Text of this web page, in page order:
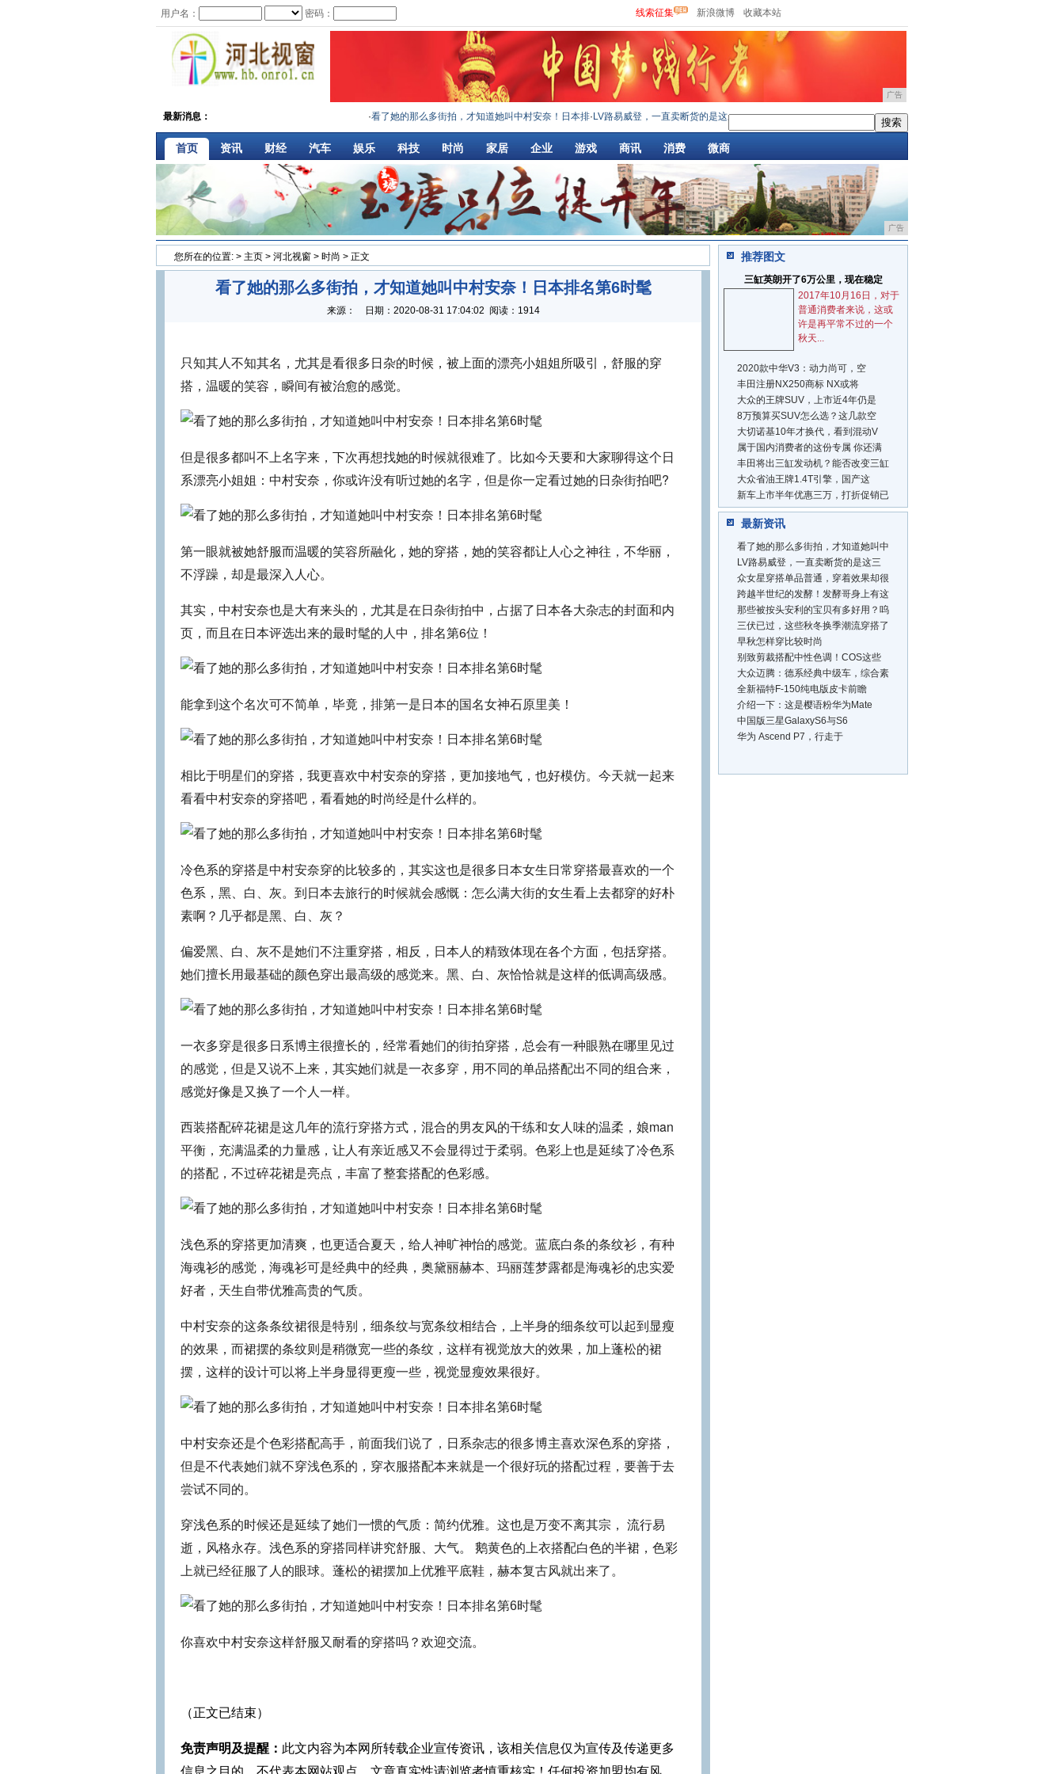
用户名： 密码： 线索征集 新浪微博 收藏本站
广告
最新消息： 看了她的那么多街拍，才知道她叫中村安奈！日本排·LV路易威登，一直卖断货的是这三款包包，赶紧G·众女星穿搭单品普通，穿着效果却很时尚？这些小细
首页 资讯 财经 汽车 娱乐 科技 时尚 家居 企业 游戏 商讯 消费 微商
广告
您所在的位置: > 主页 > 河北视窗 > 时尚 > 正文
看了她的那么多街拍，才知道她叫中村安奈！日本排名第6时髦
来源： 日期： 2020-08-31 17:04:02 阅读：1914
只知其人不知其名，尤其是看很多日杂的时候，被上面的漂亮小姐姐所吸引，舒服的穿
搭，温暖的笑容，瞬间有被治愈的感觉。
但是很多都叫不上名字来，下次再想找她的时候就很难了。比如今天要和大家聊得这个日
系漂亮小姐姐：中村安奈，你或许没有听过她的名字，但是你一定看过她的日杂街拍吧?
第一眼就被她舒服而温暖的笑容所融化，她的穿搭，她的笑容都让人心之神往，不华丽，
不浮躁，却是最深入人心。
其实，中村安奈也是大有来头的，尤其是在日杂街拍中，占据了日本各大杂志的封面和内
页，而且在日本评选出来的最时髦的人中，排名第6位！
能拿到这个名次可不简单，毕竟，排第一是日本的国名女神石原里美！
相比于明星们的穿搭，我更喜欢中村安奈的穿搭，更加接地气，也好模仿。今天就一起来
看看中村安奈的穿搭吧，看看她的时尚经是什么样的。
冷色系的穿搭是中村安奈穿的比较多的，其实这也是很多日本女生日常穿搭最喜欢的一个
色系，黑、白、灰。到日本去旅行的时候就会感慨：怎么满大街的女生看上去都穿的好朴
素啊？几乎都是黑、白、灰？
偏爱黑、白、灰不是她们不注重穿搭，相反，日本人的精致体现在各个方面，包括穿搭。
她们擅长用最基础的颜色穿出最高级的感觉来。黑、白、灰恰恰就是这样的低调高级感。
一衣多穿是很多日系博主很擅长的，经常看她们的街拍穿搭，总会有一种眼熟在哪里见过
的感觉，但是又说不上来，其实她们就是一衣多穿，用不同的单品搭配出不同的组合来，
感觉好像是又换了一个人一样。
西装搭配碎花裙是这几年的流行穿搭方式，混合的男友风的干练和女人味的温柔，娘man
平衡，充满温柔的力量感，让人有亲近感又不会显得过于柔弱。色彩上也是延续了冷色系
的搭配，不过碎花裙是亮点，丰富了整套搭配的色彩感。
浅色系的穿搭更加清爽，也更适合夏天，给人神旷神怡的感觉。蓝底白条的条纹衫，有种
海魂衫的感觉，海魂衫可是经典中的经典，奥黛丽赫本、玛丽莲梦露都是海魂衫的忠实爱
好者，天生自带优雅高贵的气质。
中村安奈的这条条纹裙很是特别，细条纹与宽条纹相结合，上半身的细条纹可以起到显瘦
的效果，而裙摆的条纹则是稍微宽一些的条纹，这样有视觉放大的效果，加上蓬松的裙
摆，这样的设计可以将上半身显得更瘦一些，视觉显瘦效果很好。
中村安奈还是个色彩搭配高手，前面我们说了，日系杂志的很多博主喜欢深色系的穿搭，
但是不代表她们就不穿浅色系的，穿衣服搭配本来就是一个很好玩的搭配过程，要善于去
尝试不同的。
穿浅色系的时候还是延续了她们一惯的气质：简约优雅。这也是万变不离其宗， 流行易
逝，风格永存。浅色系的穿搭同样讲究舒服、大气。 鹅黄色的上衣搭配白色的半裙，色彩
上就已经征服了人的眼球。蓬松的裙摆加上优雅平底鞋，赫本复古风就出来了。
你喜欢中村安奈这样舒服又耐看的穿搭吗？欢迎交流。
（正文已结束）
免责声明及提醒： 此文内容为本网所转载企业宣传资讯，该相关信息仅为宣传及传递更多
信息之目的，不代表本网站观点，文章真实性请浏览者慎重核实！任何投资加盟均有风
推荐图文
三缸英朗开了6万公里，现在稳定
2017年10月16日，对于
普通消费者来说，这或
许是再平常不过的一个
秋天...
2020款中华V3：动力尚可，空
丰田注册NX250商标 NX或将
大众的王牌SUV，上市近4年仍是
8万预算买SUV怎么选？这几款空
大切诺基10年才换代，看到混动V
属于国内消费者的这份专属 你还满
丰田将出三缸发动机？能否改变三缸
大众省油王牌1.4T引擎，国产这
新车上市半年优惠三万，打折促销已
最新资讯
看了她的那么多街拍，才知道她叫中
LV路易威登，一直卖断货的是这三
众女星穿搭单品普通，穿着效果却很
跨越半世纪的发酵！发酵哥身上有这
那些被按头安利的宝贝有多好用？呜
三伏已过，这些秋冬换季潮流穿搭了
早秋怎样穿比较时尚
别致剪裁搭配中性色调！COS这些
大众迈腾：德系经典中级车，综合素
全新福特F-150纯电版皮卡前瞻
介绍一下：这是樱语粉华为Mate
中国版三星GalaxyS6与S6
华为 Ascend P7，行走于